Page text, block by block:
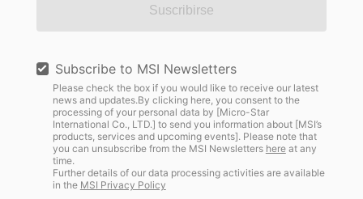
Suscribirse
Subscribe to MSI Newsletters
Please check the box if you would like to receive our latest
news and updates.By clicking here, you consent to the
processing of your personal data by [Micro-Star
International Co., LTD.] to send you information about [MSI’s
products, services and upcoming events]. Please note that
you can unsubscribe from the MSI Newsletters hereat any
time.
Further details of our data processing activities are available
in the MSI Privacy Policy